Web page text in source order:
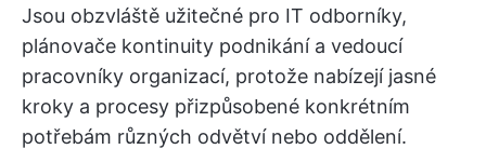
Jsou obzvláště užitečné pro IT odborníky,
plánovače kontinuity podnikání a vedoucí
pracovníky organizací, protože nabízejí jasné
kroky a procesy přizpůsobené konkrétním
potřebám různých odvětví nebo oddělení.